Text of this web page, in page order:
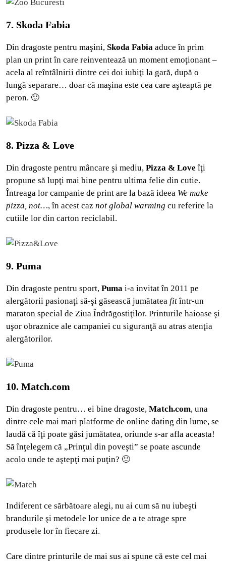
7. Skoda Fabia
Din dragoste pentru maşini, Skoda Fabia aduce în prim
plan un print în care reinventează un moment emoţionant –
acela al reîntâlnirii dintre cei doi iubiţi la gară, după o
lungă separare… doar că maşina este cea care aşteaptă pe
peron. 🙂
8. Pizza & Love
Din dragoste pentru mâncare şi mediu, Pizza & Love îţi
propune să lupţi mai bine pentru ultima felie din cutie.
Întreaga lor campanie de print are la bază ideea We make
pizza, not…, în acest caz not global warming cu referire la
cutiile lor din carton reciclabil.
9. Puma
Din dragoste pentru sport, Puma i-a invitat în 2011 pe
alergătorii pasionaţi să-şi găsească jumătatea fitîntr-un
maraton special de Ziua Îndrăgostiţilor. Printurile haioase şi
uşor obraznice ale campaniei cu siguranţă au atras atenţia
alergătorilor.
10. Match.com
Din dragoste pentru… ei bine dragoste, Match.com, una
dintre cele mai mari platforme de online dating din lume, se
laudă că îţi poate găsi jumătatea, oriunde s-ar afla aceasta!
Să înţelegem că „Prinţul din poveşti” se poate ascunde
acolo unde te aştepţi mai puţin? 🙂
Indiferent ce sărbătoare alegi, nu ai cum să nu iubeşti
brandurile şi metodele lor unice de a te atrage spre
produsele lor în fiecare zi.
Care dintre printurile de mai sus ai spune că este cel mai